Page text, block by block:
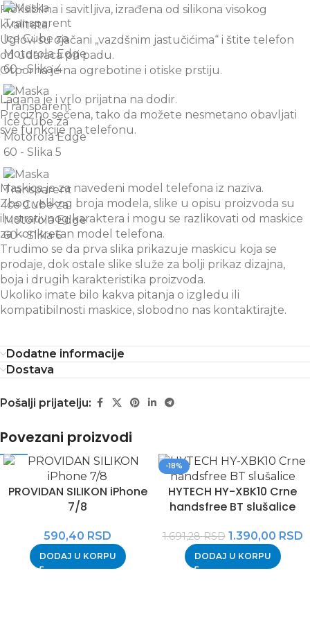
Fleksibilna i savitljiva, izrađena od silikona visokog
kvaliteta.
Uglovi su ojačani „vazdšnim jastučićima“ i štite telefon
od udaraca pri padu.
Otporna je na ogrebotine i otiske prstiju.
Lagana je i vrlo prijatna na dodir.
Precizno sečena, tako da možete nesmetano obavljati
sve funkcije na telefonu.
Maskica je za navedeni model telefona iz naziva.
Zbog velikog broja modela, slike u opisu proizvoda su
ilustrativnog karaktera i mogu se razlikovati od maskice
za konkretan model telefona.
Trudimo se da prva slika prikazuje maskicu koja se
prodaje, dok ostale slike služe za bolji prikaz dizajna,
boja i drugih karakteristika proizvoda.
Ukoliko imate bilo kakva pitanja o izgledu ili
kompatibilnosti maskice, slobodno nas kontaktirajte.
Dodatne informacije
Dostava
Pošalji prijatelju:
Povezani proizvodi
PROVIDAN SILIKON iPhone
7/8
590,40 RSD
DODAJ U KORPU
-18%
HYTECH HY-XBK10 Crne
handsfree BT slušalice
1.691,28RSD 1.390,00 RSD
DODAJ U KORPU